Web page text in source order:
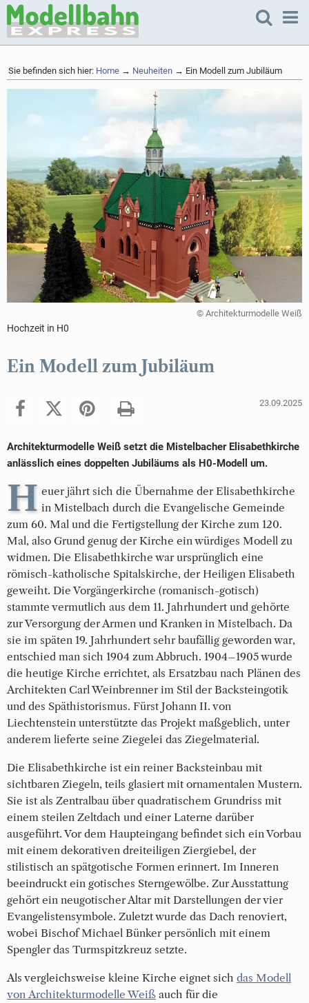
Sie befinden sich hier: Home → Neuheiten → Ein Modell zum Jubiläum
© Architekturmodelle Weiß
Hochzeit in H0
Ein Modell zum Jubiläum
23.09.2025
Architekturmodelle Weiß setzt die Mistelbacher Elisabethkirche
anlässlich eines doppelten Jubiläums als H0-Modell um.
H euer jährt sich die Übernahme der Elisabethkirche
in Mistelbach durch die Evangelische Gemeinde
zum 60. Mal und die Fertigstellung der Kirche zum 120.
Mal, also Grund genug der Kirche ein würdiges Modell zu
widmen. Die Elisabethkirche war ursprünglich eine
römisch-katholische Spitalskirche, der Heiligen Elisabeth
geweiht. Die Vorgängerkirche (romanisch-gotisch)
stammte vermutlich aus dem 11. Jahrhundert und gehörte
zur Versorgung der Armen und Kranken in Mistelbach. Da
sie im späten 19. Jahrhundert sehr baufällig geworden war,
entschied man sich 1904 zum Abbruch. 1904–1905 wurde
die heutige Kirche errichtet, als Ersatzbau nach Plänen des
Architekten Carl Weinbrenner im Stil der Backsteingotik
und des Späthistorismus. Fürst Johann II. von
Liechtenstein unterstützte das Projekt maßgeblich, unter
anderem lieferte seine Ziegelei das Ziegelmaterial.
Die Elisabethkirche ist ein reiner Backsteinbau mit
sichtbaren Ziegeln, teils glasiert mit ornamentalen Mustern.
Sie ist als Zentralbau über quadratischem Grundriss mit
einem steilen Zeltdach und einer Laterne darüber
ausgeführt. Vor dem Haupteingang befindet sich ein Vorbau
mit einem dekorativen dreiteiligen Ziergiebel, der
stilistisch an spätgotische Formen erinnert. Im Inneren
beeindruckt ein gotisches Sterngewölbe. Zur Ausstattung
gehört ein neugotischer Altar mit Darstellungen der vier
Evangelistensymbole. Zuletzt wurde das Dach renoviert,
wobei Bischof Michael Bünker persönlich mit einem
Spengler das Turmspitzkreuz setzte.
Als vergleichsweise kleine Kirche eignet sich das Modell
von Architekturmodelle Weiß auch für die